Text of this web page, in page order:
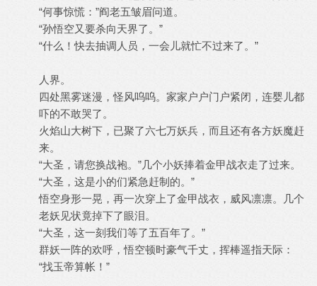
“何事惊慌：”阎老五皱眉问道。
“孙悟空又要杀向天界了。”
“什么！快去抽调人员，一会儿就忙不过来了。”
人界。
四处黑雾迷漫，怪风呜呜。家家户户门户紧闭，连婴儿都
吓的不敢哭了。
火焰山大树下，已聚了六七万妖兵，而且还有各方妖魔赶
来。
“大圣，请您换战袍。”几个小妖捧着金甲战衣走了过来。
“大圣，这是小的们紧急赶制的。”
悟空身形一晃，再一次穿上了金甲战衣，威风凛凛。几个
老妖见状竟掉下了眼泪。
“大圣，这一刻我们等了五百年了。”
群妖一阵的欢呼，悟空顿时豪气千丈，挥棒遥指天际：
“找玉帝算帐！”